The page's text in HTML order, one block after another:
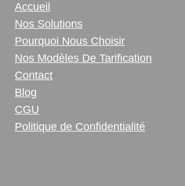
Accueil
Nos Solutions
Pourquoi Nous Choisir
Nos Modèles De Tarification
Contact
Blog
CGU
Politique de Confidentialité